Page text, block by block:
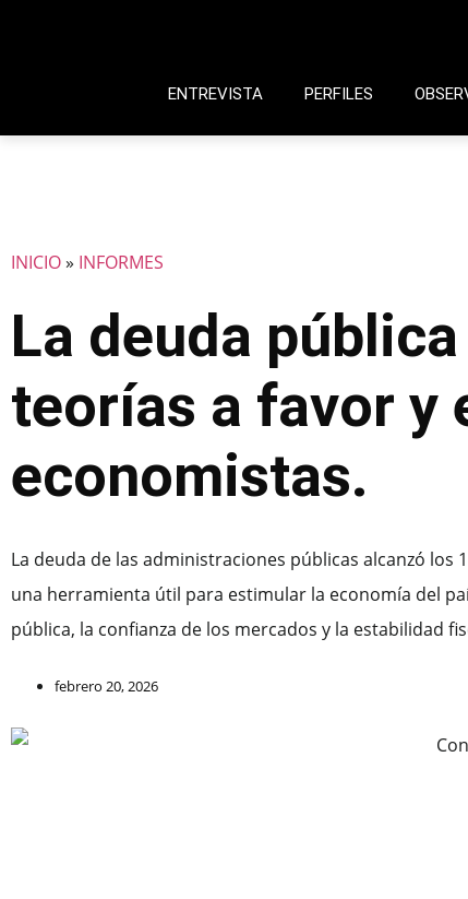
ENTREVISTA PERFILES
INICIO» INFORMES
La deuda
teorías a favor y
economistas.
La deuda de las administraciones públicas alcanzó los
una herramienta útil para estimular la economía del
pública, la confianza de los mercados y la estabilidad
febrero 20, 2026